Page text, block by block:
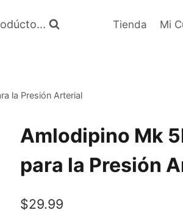
Tienda Mi
la Presión Arterial
Amlodipino Mk
para la Presión
$29.99